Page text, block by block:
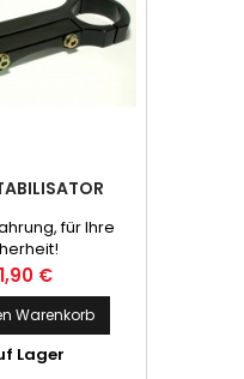
für Ihre
€
Warenkorb
Lager